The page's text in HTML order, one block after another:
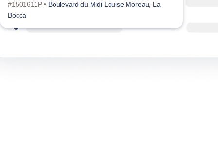
#1501611P • Boulevard du Midi Louise Moreau, La
Bocca